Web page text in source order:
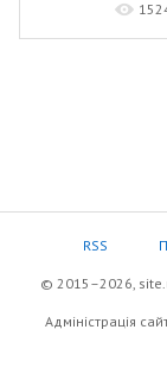
RSS
© 2015–2026,
Адміністрація